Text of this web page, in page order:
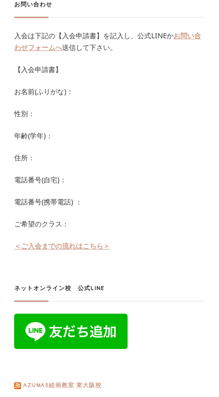
お問い合わせ
入会は下記の【入会申請書】を記入し、公式LINEかお問い合
わせフォームへ送信して下さい。
【入会申請書】
お名前(ふりがな)：
性別：
年齢(学年)：
住所：
電話番号(自宅)：
電話番号(携帯電話) ：
ご希望のクラス：
＜ご入会までの流れはこちら＞
ネットオンライン校 公式LINE
AZUMAS絵画教室 東大阪校